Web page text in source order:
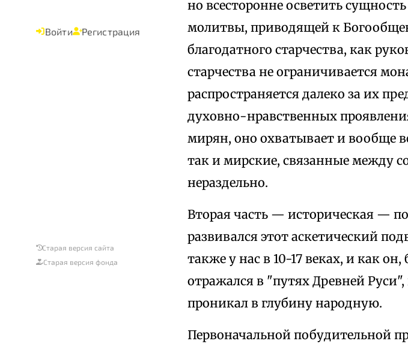
Войти Регистрация
Старая версия сайта
Старая версия фонда
но всесторонне осветить
молитвы, приводящей к
благодатного старчества, как
старчества не ограничивается
распространяется далеко за их
духовно-нравственных
мирян, оно охватывает и вообще
так и мирские, связанные между
нераздельно.
Вторая часть — историческая —
развивался этот аскетический
также у нас в 10-17 веках, и как
отражался в "путях Древней Руси",
проникал в глубину народную.
Первоначальной побудительной